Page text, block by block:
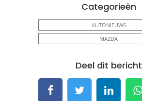
Categorieën
AUTONIEUWS
MAZDA
Deel dit bericht